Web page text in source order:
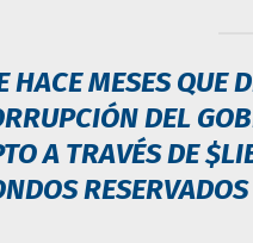
HACE MESES QUE
DEL
A TRAVÉS DE